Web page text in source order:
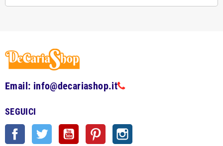
Email: info@decariashop.it
SEGUICI
Facebook Twitter YouTube Pinterest